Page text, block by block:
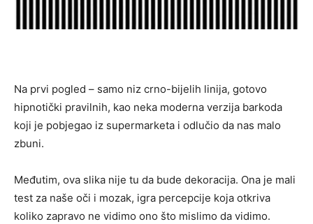
Na prvi pogled – samo niz crno-bijelih linija, gotovo
hipnotički pravilnih, kao neka moderna verzija barkoda
koji je pobjegao iz supermarketa i odlučio da nas malo
zbuni.
Međutim, ova slika nije tu da bude dekoracija. Ona je mali
test za naše oči i mozak, igra percepcije koja otkriva
koliko zapravo ne vidimo ono što mislimo da vidimo.